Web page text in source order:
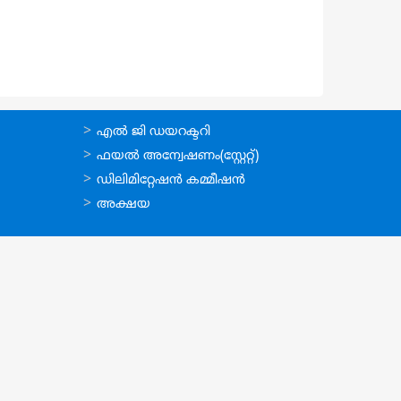
ഉപയോഗപ്രദമായ
കണ്ണികള്‍
എല്‍ ജി ഡയറക്ടറി
ഫയല്‍ അന്വേഷണം(സ്റ്റേറ്റ്)
ഡിലിമിറ്റേഷന്‍ കമ്മീഷന്‍
അക്ഷയ